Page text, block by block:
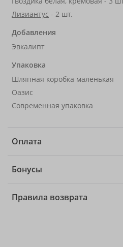
Лизиантус - 2 шт.
Добавления
Эвкалипт
Упаковка
Шляпная коробка маленькая
Оазис
Современная упаковка
Оплата
Бонусы
Правила возврата